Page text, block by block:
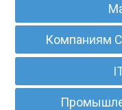
Компаниям